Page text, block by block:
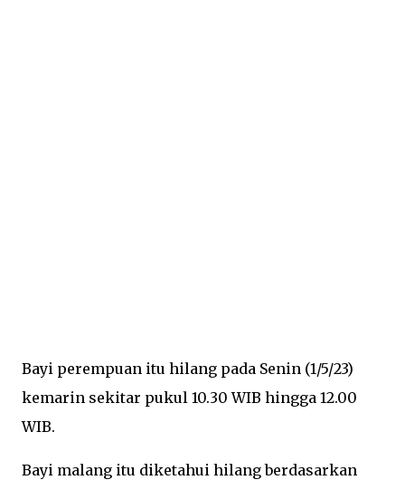
Bayi perempuan itu hilang pada Senin (1/5/23)
kemarin sekitar pukul 10.30 WIB hingga 12.00
WIB.
Bayi malang itu diketahui hilang berdasarkan